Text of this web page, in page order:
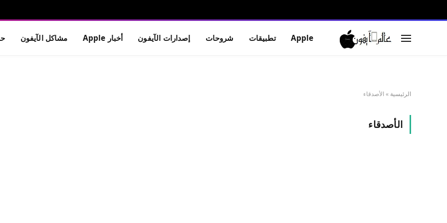
Apple تطبيقات شروحات إصدارات الآيفون أخبار Apple مشاكل الآيفون
الرئيسية » الأصدقاء
الأصدقاء